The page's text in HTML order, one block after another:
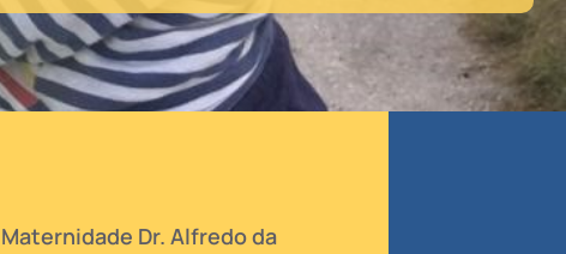
Maternidade Dr. Alfredo da